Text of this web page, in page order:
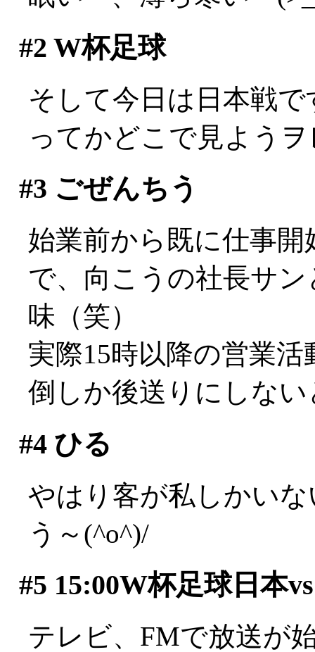
#2 W杯足球
そして今日は日本戦で
ってかどこで見よう
#3 ごぜんちう
始業前から既に仕事
で、向こうの社長サ
味（笑）
実際15時以降の営業
倒しか後送りにしな
#4ひる
やはり客が私しかい
う～(^o^)/
#5 15:00W杯足球日本
テレビ、FMで放送が